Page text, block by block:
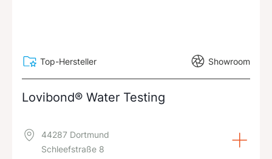
Top-Hersteller Showroom
Lovibond® Water Testing
44287 Dortmund
Schleefstraße 8